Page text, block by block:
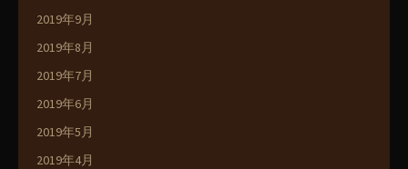
2019年9月
2019年8月
2019年7月
2019年6月
2019年5月
2019年4月